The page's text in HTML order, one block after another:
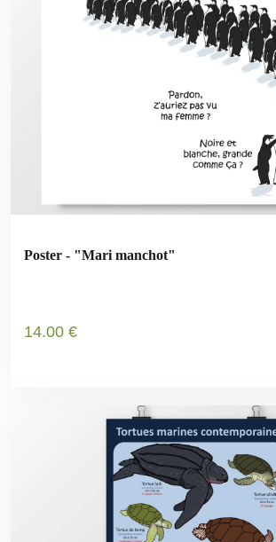
Poster - "Mari manchot"
14.00 €